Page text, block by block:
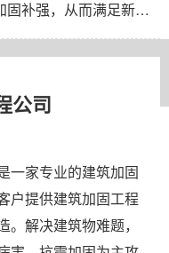
结构加固是指对原有受力结构进行加固补强，从而满足新的使用要求及安全性，并节约成本、减少投资。它是对可靠性不足的承重结构构建及其相关部分进行增强或调整其内力，使其具有足够的安全性和耐久性，同时力求保持其适用性的活动。 加固设计的流程通常包括以下几个步骤： 需求沟通与现场踏勘： ......
公司
一家专业的建筑加固
户提供建筑加固工程
解决建筑物难题，